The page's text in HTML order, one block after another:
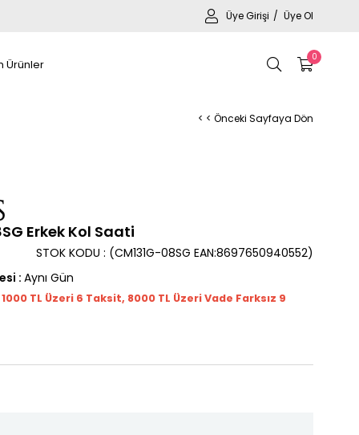
Üye Girişi Üye Ol
0
Ürünler
< < Önceki Sayfaya Dön
Erkek Kol Saati
(CM131G-08SG EAN:8697650940552)
STOK KODU
: Aynı Gün
TL Üzeri 6 Taksit, 8000 TL Üzeri Vade Farksız 9